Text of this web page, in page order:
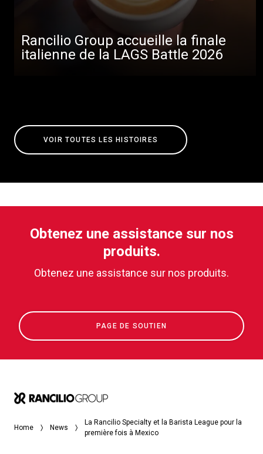
Rancilio Group accueille la finale
italienne de la LAGS Battle 2026
VOIR TOUTES LES HISTOIRES
Obtenez une assistance sur nos
produits.
Obtenez une assistance sur nos produits.
PAGE DE SOUTIEN
Home News
La Rancilio Specialty et la Barista League pour la
première fois à Mexico